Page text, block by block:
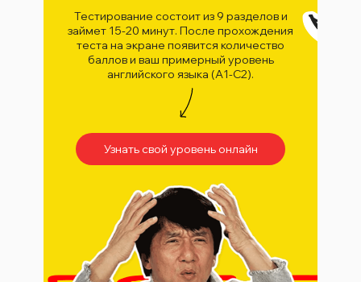
Тестирование состоит из 9 разделов и
займет 15-20 минут. После прохождения
теста на экране появится количество
баллов и ваш примерный уровень
английского языка (А1-С2).
Узнать свой уровень онлайн